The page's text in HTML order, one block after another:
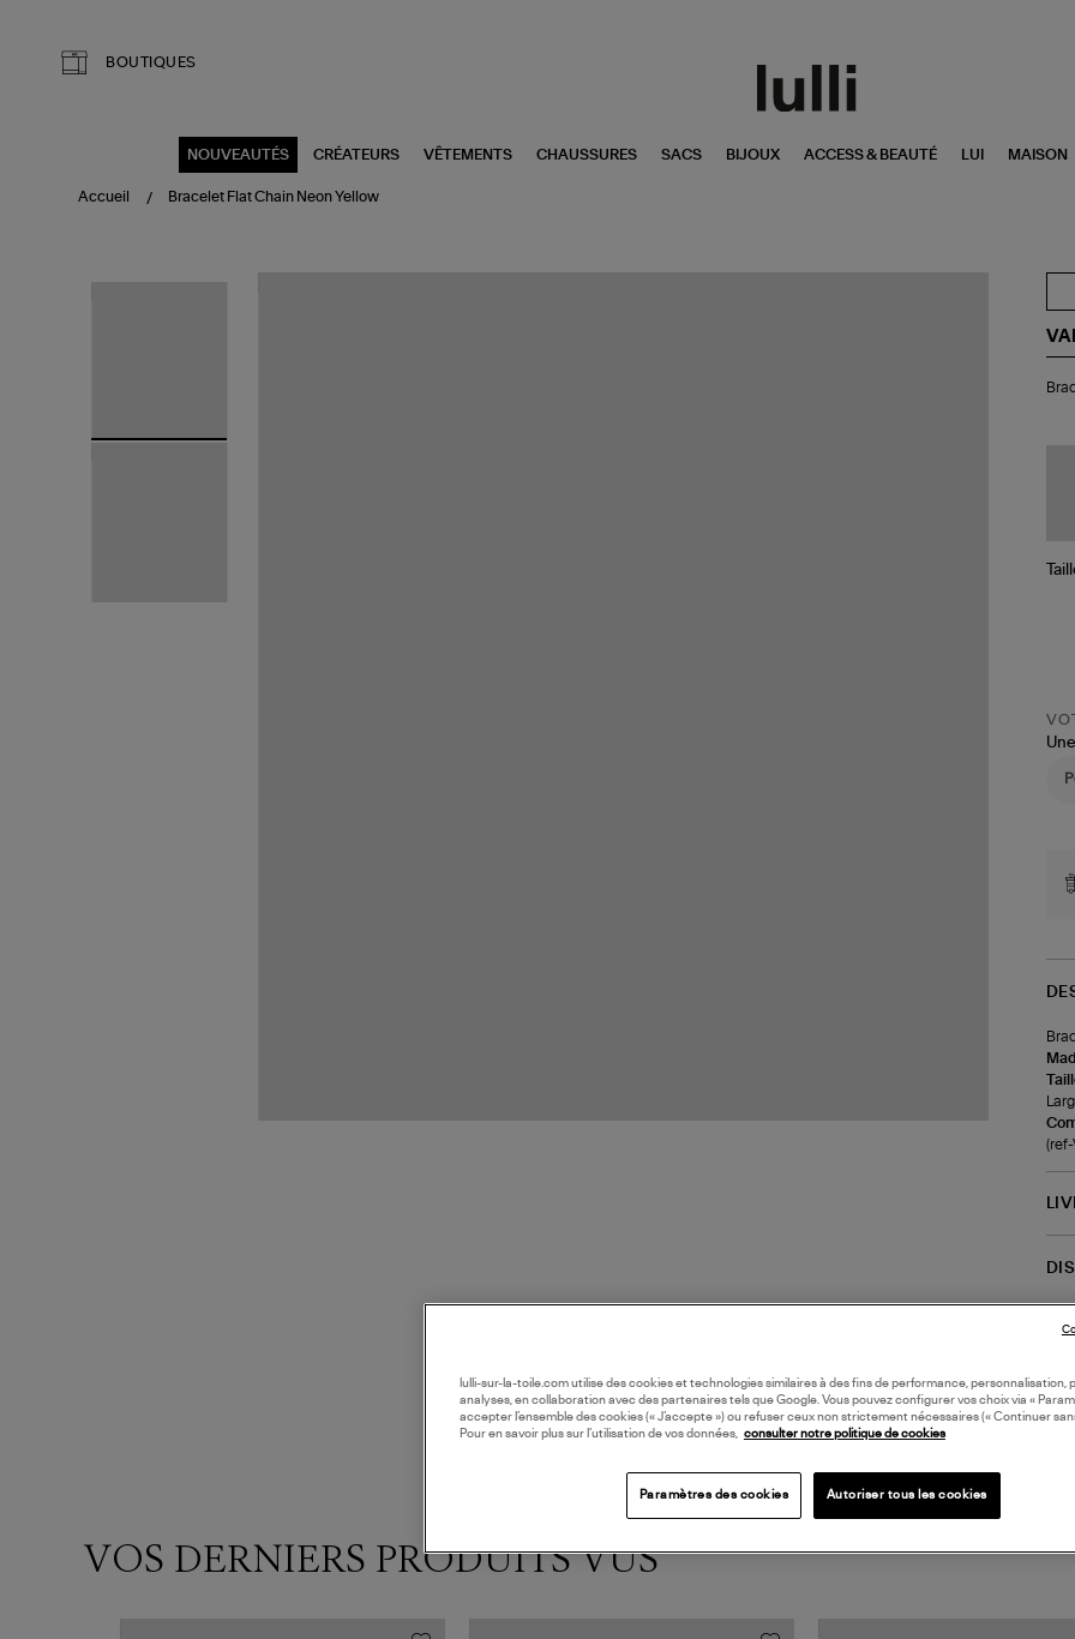
BOUTIQUES
NOUVEAUTÉS CRÉATEURS VÊTEMENTS CHAUSSURES SACS BIJOUX ACCESS & BEAUTÉ LUI MAISON
Accueil Bracelet Flat Chain Neon Yellow
(ref-
VOS DERNIERS PRODUITS VUS
lulli-sur-la-toile.com utilise des cookies et technologies similaires à des fins de performance, personnalisation,
analyses, en collaboration avec des partenaires tels que Google. Vous pouvez configurer vos choix via «
accepter l’ensemble des cookies (« J’accepte ») ou refuser ceux non strictement nécessaires (« Continuer
Pour en savoir plus sur l’utilisation de vos données, consulter notre politique de cookies
Paramètres des cookies Autoriser tous les cookies